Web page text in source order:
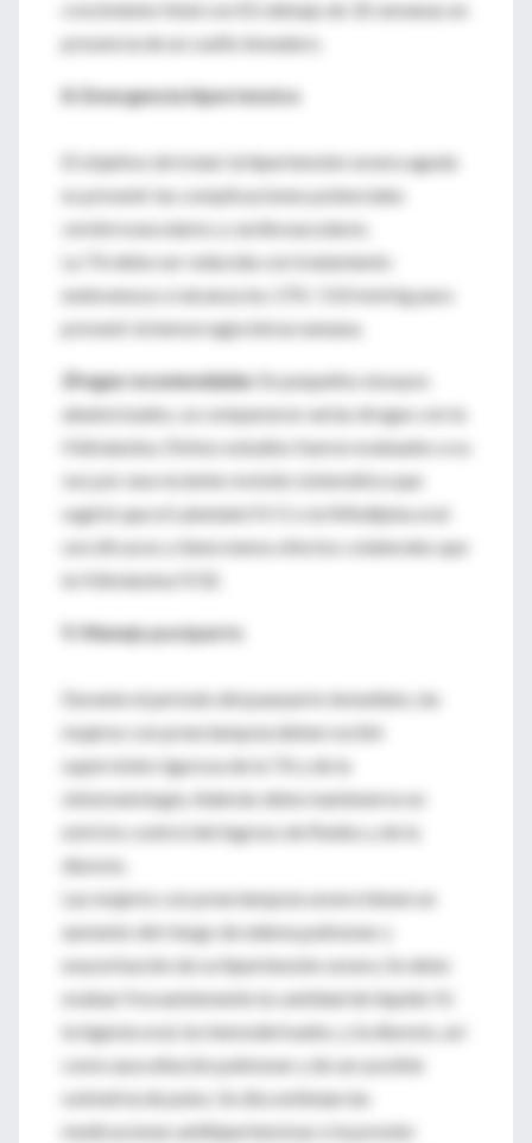
crecimiento fetal con EG debajo de 32 semanas en
presencia de un cuello inmaduro.
8. Emergencia hipertensiva
El objetivo de tratar la hipertensión severa aguda
es prevenir las complicaciones potenciales
cerebrovasculares y cardiovasculares.
La TA debe ser reducida con tratamiento
endovenoso si alcanza los 170 / 110 mmHg para
prevenir la hemorragia intracraneana.
Drogas recomendadas: En pequeños ensayos
aleatorizados, se compararon varias drogas con la
Hidralazina. Dichos estudios fueron evaluados a su
vez por una reciente revisión sistemática que
sugirió que el Labetalol IV O o la Nifedipina oral
son eficaces y tiene menos efectos colaterales que
la Hidralazina IV32.
9. Manejo postparto
Durante el período del puerperio inmediato, las
mujeres con preeclampsia deben recibir
supervisión rigurosa de la TA y de la
sintomatología. Además debe mantenerse un
estricto control del ingreso de fluidos y de la
diuresis.
Las mujeres con preeclampsia severa tienen un
aumento del riesgo de edema pulmonar y
exacerbación de su hipertensión severa. Se debe
evaluar frecuentemente la cantidad de líquido IV,
la ingesta oral, los hemoderivados, y la diuresis, así
como auscultación pulmonar y de ser posible
oximetría de pulso. Se discontinúan las
medicaciones antihipertensivas si la presión